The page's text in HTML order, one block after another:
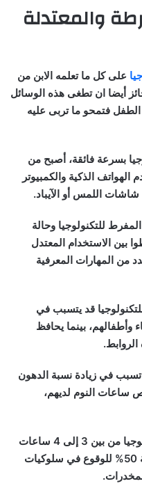
والمعتدلة
على كل ما تعلمه الابن من
أيضا ان تطغى هذه الوسائل
فتمحو ما تربى عليه
بسرعة فائقة، أصبح من
الذكية والكمبيوتر
اللمس أو الآيباد.
للتكنولوجيا وحالة
بين الاستخدام المعتدل
من المهارات المعرفية
قد يتسبب في
وأطفالهم، بينما يحافظ
تسبب في زيادة نسبة الدهون
ساعات النوم لديهم،
الأطفال الذين استخدموا التكنولوجيا من بين 3 إلى 4 ساعات
في اليوم كانوا أكثر عرضة بنسبة 50% للوقوع في سلوكيات